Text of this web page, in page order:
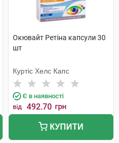
Окювайт Ретіна капсули 30
шт
Куртіс Хелс Капс
Є в наявності
від 492.70 грн
КУПИТИ